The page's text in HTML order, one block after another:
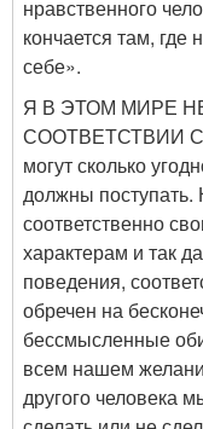
нравственного
кончается там, где
себе».
Я В ЭТОМ МИРЕ
СООТВЕТСТВИИ
могут сколько
должны
соответственно
характерам и так
поведения,
обречен на
бессмысленные
всем нашем
другого человека